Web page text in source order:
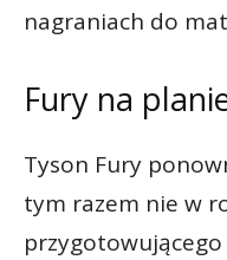
nagraniach do
Fury na
Tyson Fury
tym razem nie w